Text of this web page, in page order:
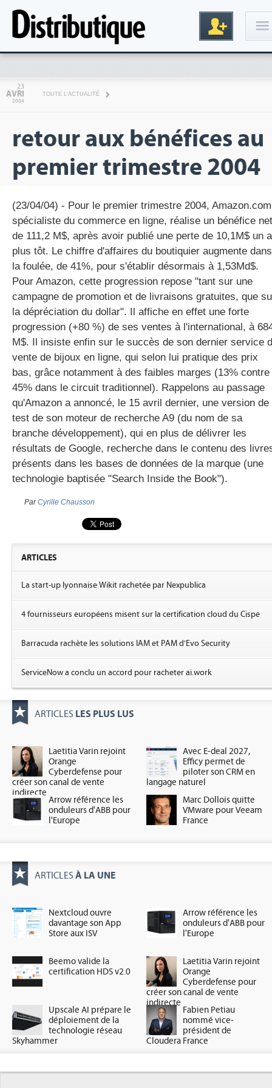
gratuite
23
AVRI
2004
TOUTE L'ACTUALITÉ
retour aux bénéfices au
premier trimestre 2004
(23/04/04) - Pour le premier trimestre 2004,
spécialiste du commerce en ligne, réalise un bénéfice net
de 111,2 M$, après avoir publié une perte de 10,1M$ un
plus tôt. Le chiffre d'affaires du boutiquier augmente dans
la foulée, de 41%, pour s'établir désormais à 1,53Md$.
Pour Amazon, cette progression repose "tant sur une
campagne de promotion et de livraisons gratuites, que
la dépréciation du dollar". Il affiche en effet une forte
progression (+80 %) de ses ventes à l'international, à
M$. Il insiste enfin sur le succès de son dernier service
vente de bijoux en ligne, qui selon lui pratique des prix
bas, grâce notamment à des faibles marges (13% contre
45% dans le circuit traditionnel). Rappelons au passage
qu'Amazon a annoncé, le 15 avril dernier, une version de
test de son moteur de recherche A9 (du nom de sa
branche développement), qui en plus de délivrer les
résultats de Google, recherche dans le contenu des
présents dans les bases de données de la marque (une
technologie baptisée "Search Inside the Book").
ParCyrille Chausson
ARTICLES
La start-up lyonnaise Wikit rachetée par Nexpublica
4 fournisseurs européens misent sur la certification cloud du Cispe
Barracuda rachète les solutions IAM et PAM d'Evo Security
ServiceNow a conclu un accord pour racheter ai.work
ARTICLES LES PLUS LUS
Laetitia Varin rejoint
Orange
Cyberdefense pour
créer son canal de vente
indirecte
Avec E-deal 2027,
Efficy permet de
piloter son CRM en
langage naturel
Arrow référence les
onduleurs d'ABB pour
l'Europe
Marc Dollois quitte
VMware pour Veeam
France
ARTICLES À LA UNE
Nextcloud ouvre
davantage son App
Store aux ISV
Arrow référence les
onduleurs d'ABB pour
l'Europe
Beemo valide la
certification HDS v2.0
Laetitia Varin rejoint
Orange
Cyberdefense pour
créer son canal de vente
indirecte
Upscale AI prépare le
déploiement de la
technologie réseau
Skyhammer
Fabien Petiau
nommé vice-
président de
Cloudera France